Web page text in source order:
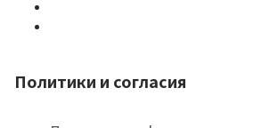
Политики и согласия